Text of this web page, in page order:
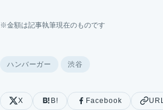
※金額は記事執筆現在のものです
ハンバーガー 渋谷
X B! Facebook